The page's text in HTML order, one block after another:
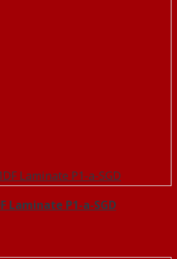
Laminate P1-a-SGD